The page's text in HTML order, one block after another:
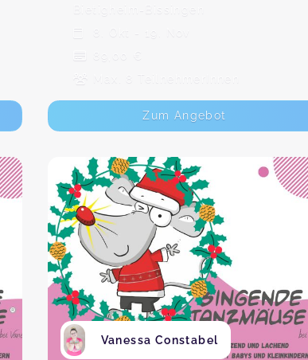
Bietigheim-Bissingen
8. Okt - 19. Nov
89,00 €
Max. 8 TeilnehmerInnen
Zum Angebot
Vanessa Constabel